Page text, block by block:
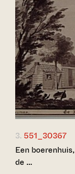
3. 551_30367
Een
de …